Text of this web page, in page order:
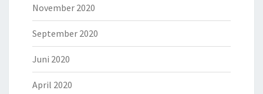
November 2020
September 2020
Juni 2020
April 2020